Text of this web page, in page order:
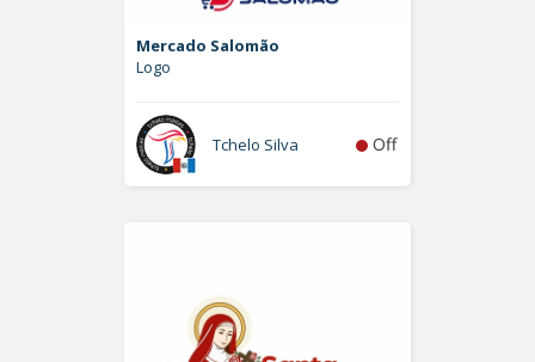
Mercado Salomão
Logo
Tchelo Silva Off